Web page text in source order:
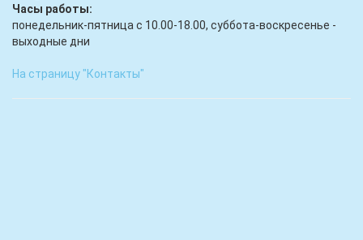
Часы работы:
понедельник-пятница с 10.00-18.00, суббота-воскресенье -
выходные дни
На страницу "Контакты"